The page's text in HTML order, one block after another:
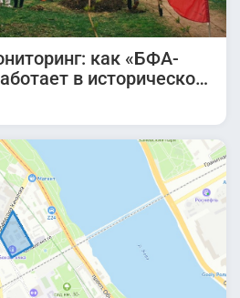
как «БФА-
в историческом